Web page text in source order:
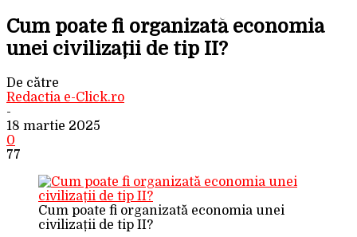
Cum poate fi organizată economia
unei civilizații de tip II?
De către
Redactia e-Click.ro
-
18 martie 2025
0
77
Cum poate fi organizată economia unei
civilizații de tip II?